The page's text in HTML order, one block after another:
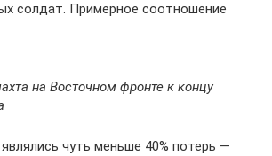
солдат. Примерное соотношение
на Восточном фронте к концу
чуть меньше 40% потерь —